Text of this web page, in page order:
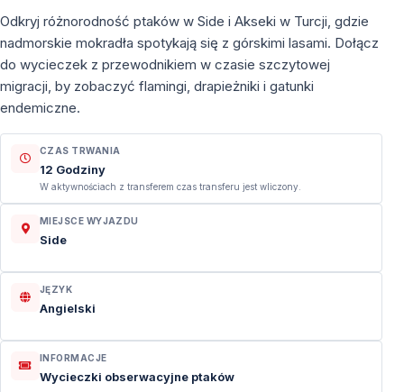
Odkryj różnorodność ptaków w Side i Akseki w Turcji, gdzie
nadmorskie mokradła spotykają się z górskimi lasami. Dołącz
do wycieczek z przewodnikiem w czasie szczytowej
migracji, by zobaczyć flamingi, drapieżniki i gatunki
endemiczne.
CZAS TRWANIA
12 Godziny
W aktywnościach z transferem czas transferu jest wliczony.
MIEJSCE WYJAZDU
Side
JĘZYK
Angielski
INFORMACJE
Wycieczki obserwacyjne ptaków